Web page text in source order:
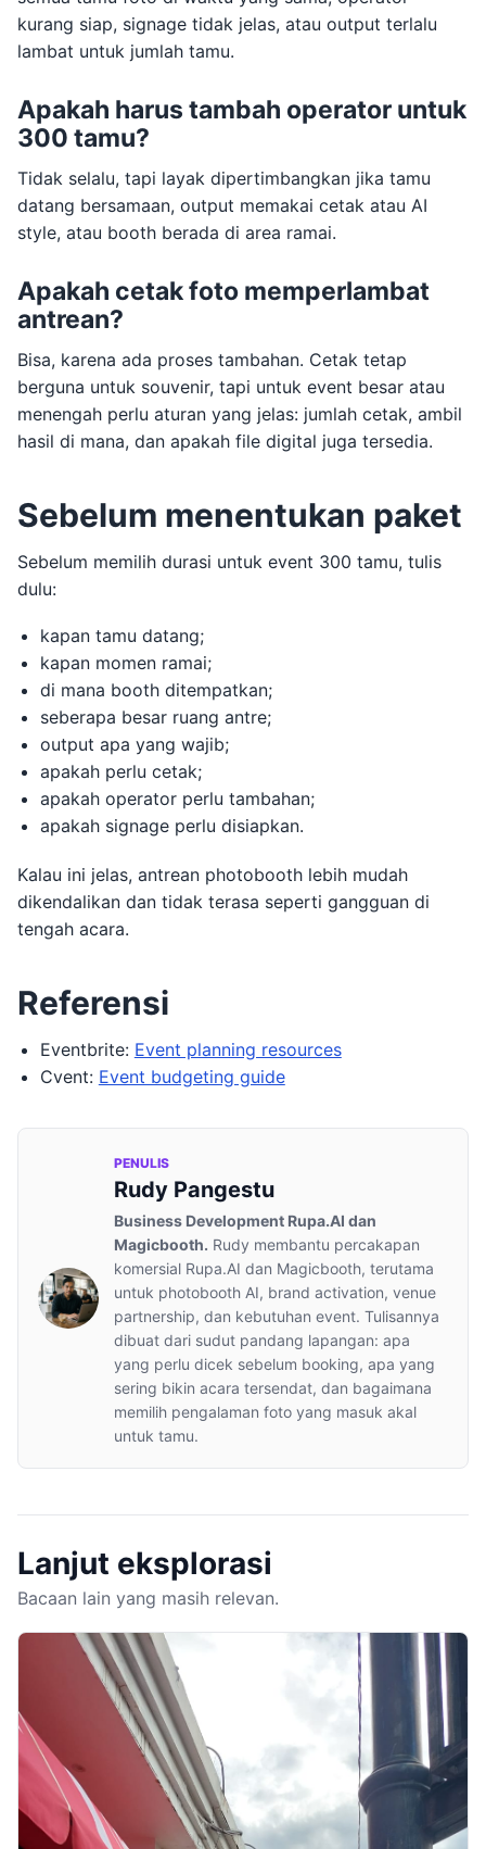
kurang siap, signage tidak jelas, atau output terlalu
lambat untuk jumlah tamu.
Apakah harus tambah operator untuk
300 tamu?
Tidak selalu, tapi layak dipertimbangkan jika tamu
datang bersamaan, output memakai cetak atau AI
style, atau booth berada di area ramai.
Apakah cetak foto memperlambat
antrean?
Bisa, karena ada proses tambahan. Cetak tetap
berguna untuk souvenir, tapi untuk event besar atau
menengah perlu aturan yang jelas: jumlah cetak, ambil
hasil di mana, dan apakah file digital juga tersedia.
Sebelum menentukan paket
Sebelum memilih durasi untuk event 300 tamu, tulis
dulu:
kapan tamu datang;
kapan momen ramai;
di mana booth ditempatkan;
seberapa besar ruang antre;
output apa yang wajib;
apakah perlu cetak;
apakah operator perlu tambahan;
apakah signage perlu disiapkan.
Kalau ini jelas, antrean photobooth lebih mudah
dikendalikan dan tidak terasa seperti gangguan di
tengah acara.
Referensi
Eventbrite: Event planning resources
Cvent: Event budgeting guide
PENULIS
Rudy Pangestu
Business Development Rupa.AI dan
Magicbooth. Rudy membantu percakapan
komersial Rupa.AI dan Magicbooth, terutama
untuk photobooth AI, brand activation, venue
partnership, dan kebutuhan event. Tulisannya
dibuat dari sudut pandang lapangan: apa
yang perlu dicek sebelum booking, apa yang
sering bikin acara tersendat, dan bagaimana
memilih pengalaman foto yang masuk akal
untuk tamu.
Lanjut eksplorasi
Bacaan lain yang masih relevan.